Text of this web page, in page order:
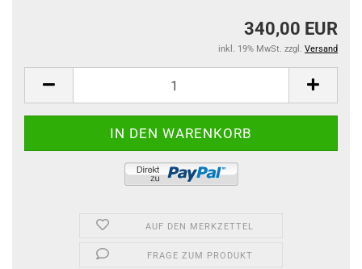
340,00 EUR
inkl. 19% MwSt. zzgl. Versand
AUF DEN MERKZETTEL
FRAGE ZUM PRODUKT